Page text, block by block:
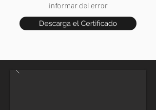
informar del error
Descarga el Certificado